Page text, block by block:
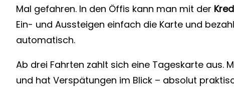
Mal gefahren. In den Öffis kann man mit der
Ein- und Aussteigen einfach die Karte und
automatisch.
Ab drei Fahrten zahlt sich eine Tageskarte aus.
und hat Verspätungen im Blick – absolut